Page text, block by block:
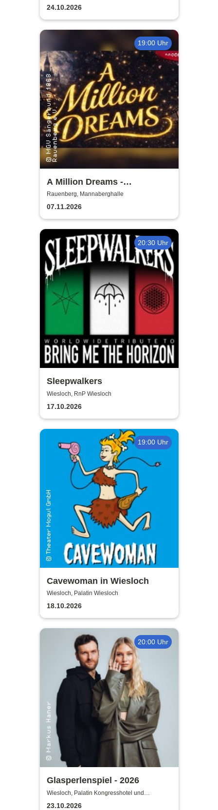
24.10.2026
19:00 Uhr
A Million Dreams -
Traumhafte Musik aus Film
und Fernsehen
Rauenberg, Mannaberghalle
07.11.2026
20:30 Uhr
Sleepwalkers
Wiesloch, RnP Wiesloch
17.10.2026
19:00 Uhr
Cavewoman in Wiesloch
Wiesloch, Palatin Wiesloch
18.10.2026
20:00 Uhr
Glasperlenspiel - 2026
Wiesloch, Palatin Kongresshotel und
Kulturzentrum
23.10.2026